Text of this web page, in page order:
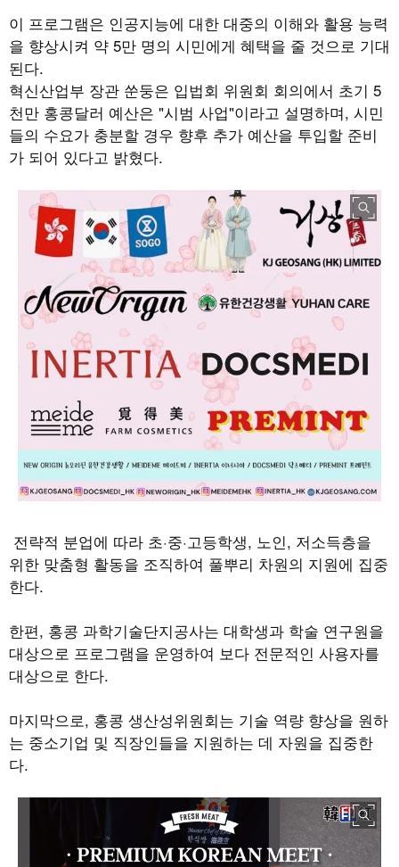
이 프로그램은 인공지능에 대한 대중의 이해와 활용 능력
을 향상시켜 약 5만 명의 시민에게 혜택을 줄 것으로 기대
된다.
혁신산업부 장관 쑨둥은 입법회 위원회 회의에서 초기 5
천만 홍콩달러 예산은 "시범 사업"이라고 설명하며, 시민
들의 수요가 충분할 경우 향후 추가 예산을 투입할 준비
가 되어 있다고 밝혔다.
전략적 분업에 따라 초·중·고등학생, 노인, 저소득층을
위한 맞춤형 활동을 조직하여 풀뿌리 차원의 지원에 집중
한다.
한편, 홍콩 과학기술단지공사는 대학생과 학술 연구원을
대상으로 프로그램을 운영하여 보다 전문적인 사용자를
대상으로 한다.
마지막으로, 홍콩 생산성위원회는 기술 역량 향상을 원하
는 중소기업 및 직장인들을 지원하는 데 자원을 집중한
다.